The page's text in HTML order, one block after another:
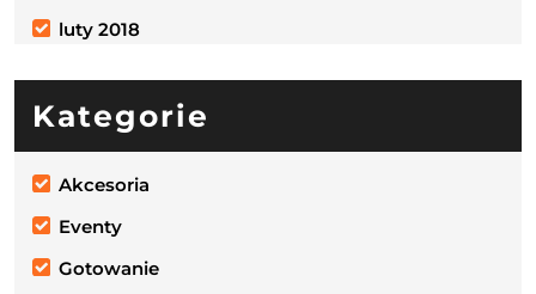
luty 2018
Kategorie
Akcesoria
Eventy
Gotowanie